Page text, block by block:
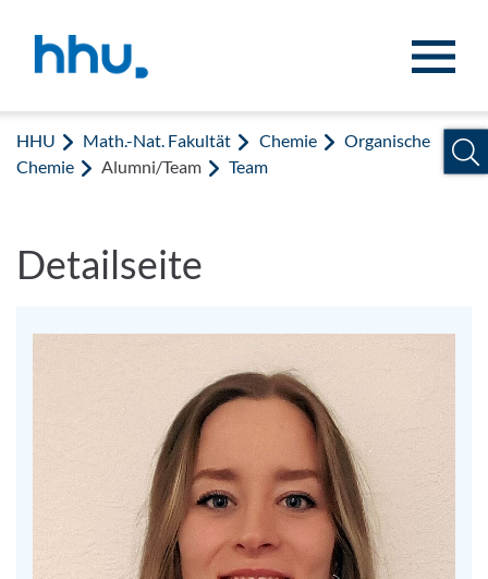
HHU Math.-Nat. Fakultät Chemie
Organische
Chemie
Alumni/Team Team
Detailseite